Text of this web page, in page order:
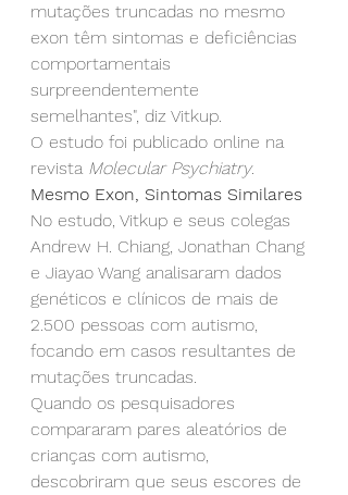
mutações truncadas no mesmo
exon têm sintomas e deficiências
comportamentais
surpreendentemente
semelhantes", diz Vitkup.
O estudo foi publicado online na
revista Molecular Psychiatry.
Mesmo Exon, Sintomas Similares
No estudo, Vitkup e seus colegas
Andrew H. Chiang, Jonathan Chang
e Jiayao Wang analisaram dados
genéticos e clínicos de mais de
2.500 pessoas com autismo,
focando em casos resultantes de
mutações truncadas.
Quando os pesquisadores
compararam pares aleatórios de
crianças com autismo,
descobriram que seus escores de